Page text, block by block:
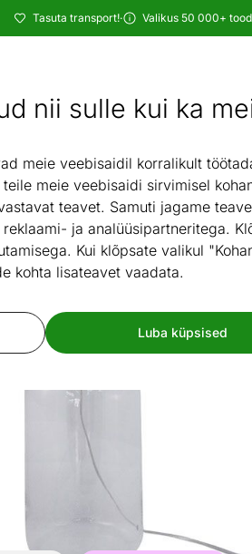
nii sulle kui ka
meie veebisaidil korralikult
meie veebisaidi sirvimisel
teavet. Samuti jagame
ja analüüsipartneritega.
Kui klõpsate valikul
kohta lisateavet vaadata.
Luba küpsised
Tasuta transport!· Valikus 50 000+